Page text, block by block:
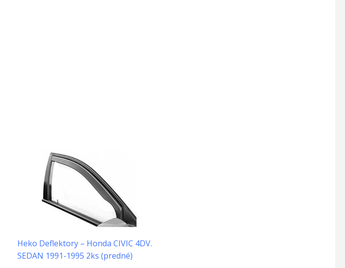
Heko Deflektory – Honda CIVIC 4DV.
SEDAN 1991-1995 2ks (predné)